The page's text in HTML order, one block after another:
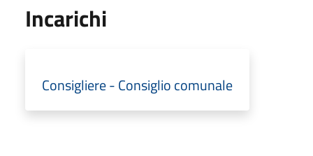
Incarichi
Consigliere - Consiglio comunale